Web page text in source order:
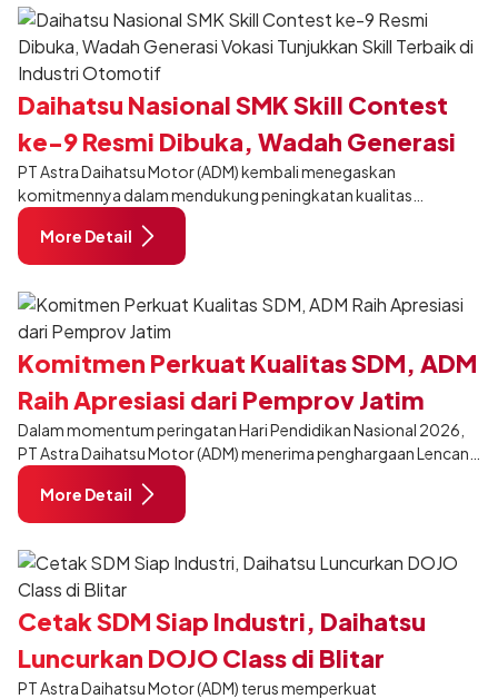
Daihatsu di Hall 7B pada 5 Agustus 2026.
Daihatsu Nasional SMK Skill Contest
ke-9 Resmi Dibuka, Wadah Generasi
Vokasi Tunjukkan Skill Terbaik di
Industri Otomotif
PT Astra Daihatsu Motor (ADM) kembali menegaskan
komitmennya dalam mendukung peningkatan kualitas
pendidikan vokasi di Indonesia melalui penyelenggaraan 9th
Daihatsu National SMK Skill Contest. Program salah satu pilar
CSR (Corporate Social Responsibility), yakni Pintar Bersama
Daihatsu ini kembali hadir sebagai ajang kompetisi keterampilan
otomotif tingkat nasional bagi siswa dan guru SMK binaan
Daihatsu di seluruh Indonesia.
More Detail
Komitmen Perkuat Kualitas SDM, ADM
Raih Apresiasi dari Pemprov Jatim
Dalam momentum peringatan Hari Pendidikan Nasional 2026,
PT Astra Daihatsu Motor (ADM) menerima penghargaan Lencana
Perak Jer Basuki Mowo Beyo dari Pemerintah Provinsi Jawa
Timur. Penghargaan tersebut diberikan sebagai bentuk apresiasi
atas kontribusi ADM dalam mendukung pengembangan
pendidikan vokasi dan peningkatan kualitas sumber daya
manusia di Jawa Timur pada hari Senin, 4 Mei 2026.
More Detail
Cetak SDM Siap Industri, Daihatsu
Luncurkan DOJO Class di Blitar
PT Astra Daihatsu Motor (ADM) terus memperkuat